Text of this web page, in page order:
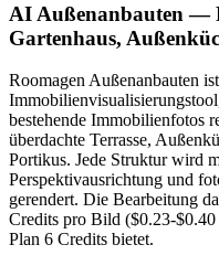
AI Außenanbauten —
Gartenhaus,
Roomagen Außenanbauten
bestehende Immobilienfotos
überdachte Terrasse,
Portikus. Jede Struktur wird
Perspektivausrichtung und
gerendert. Die Bearbeitung
Credits pro Bild ($0.23-
Plan 6 Credits bietet.